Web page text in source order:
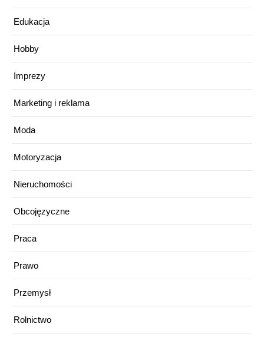
Edukacja
Hobby
Imprezy
Marketing i reklama
Moda
Motoryzacja
Nieruchomości
Obcojęzyczne
Praca
Prawo
Przemysł
Rolnictwo